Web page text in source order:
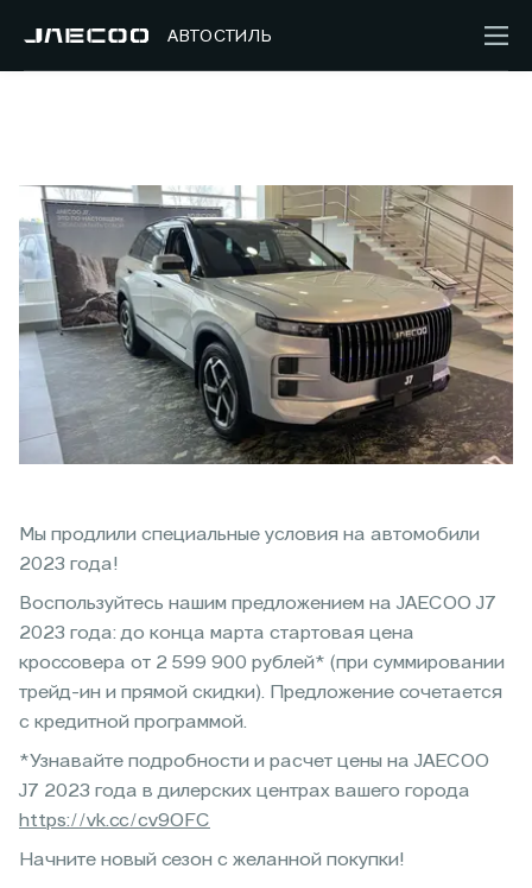
АВТОСТИЛЬ
Мы продлили специальные условия на автомобили
2023 года!
Воспользуйтесь нашим предложением на JAECOO J7
2023 года: до конца марта стартовая цена
кроссовера от 2 599 900 рублей* (при суммировании
трейд-ин и прямой скидки). Предложение сочетается
с кредитной программой.
*Узнавайте подробности и расчет цены на JAECOO
J7 2023 года в дилерских центрах вашего города
https://vk.cc/cv9OFC
Начните новый сезон с желанной покупки!